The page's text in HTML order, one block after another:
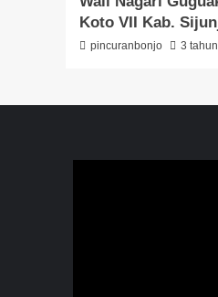
Koto VII Kab.
pincuranbonjo 3